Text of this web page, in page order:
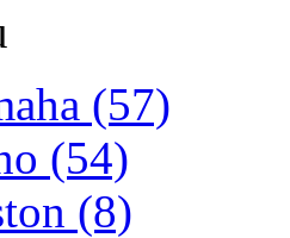
(57)
(54)
(8)